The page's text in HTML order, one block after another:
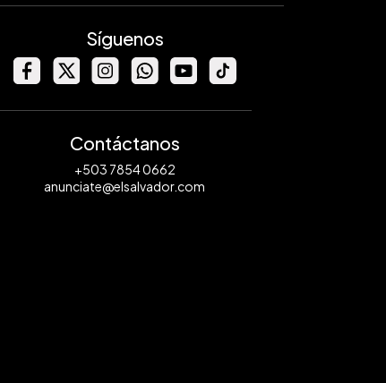
Síguenos
Contáctanos
+503 7854 0662
anunciate@elsalvador.com